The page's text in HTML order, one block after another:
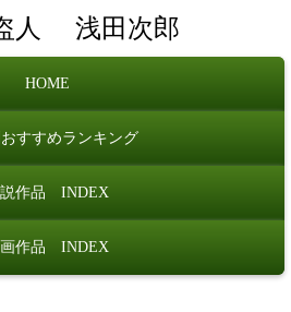
人 浅田次郎
HOME
すすめランキング
作品 INDEX
作品 INDEX